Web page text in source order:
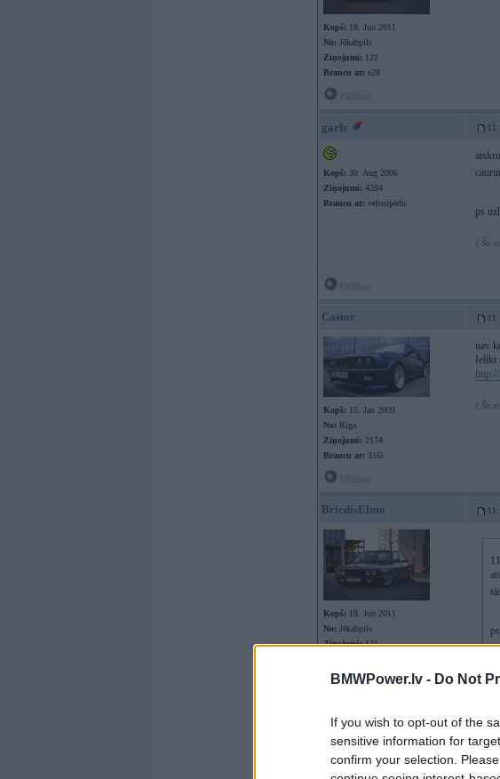
BMWPower.lv - Do Not
If you wish to opt-out of the
sensitive information for
confirm your selection.
Kopš: 18. Jun 2011
No: Jēkabpils
Ziņojumi: 121
Braucu ar: e28
garfs 11.
Kopš: 30. Aug 2006
Ziņojumi: 4284
Braucu ar: velosipēdu
ps
[ Šo
Castor 11.
Kopš: 15. Jan 2009
No: Rīga
Ziņojumi: 2174
Braucu ar: 316i
nav
[ Šo
BriedisElmo 11.
Kopš: 18. Jun 2011
No: Jēkabpils
Ziņojumi:121
Būs
pats
Offline